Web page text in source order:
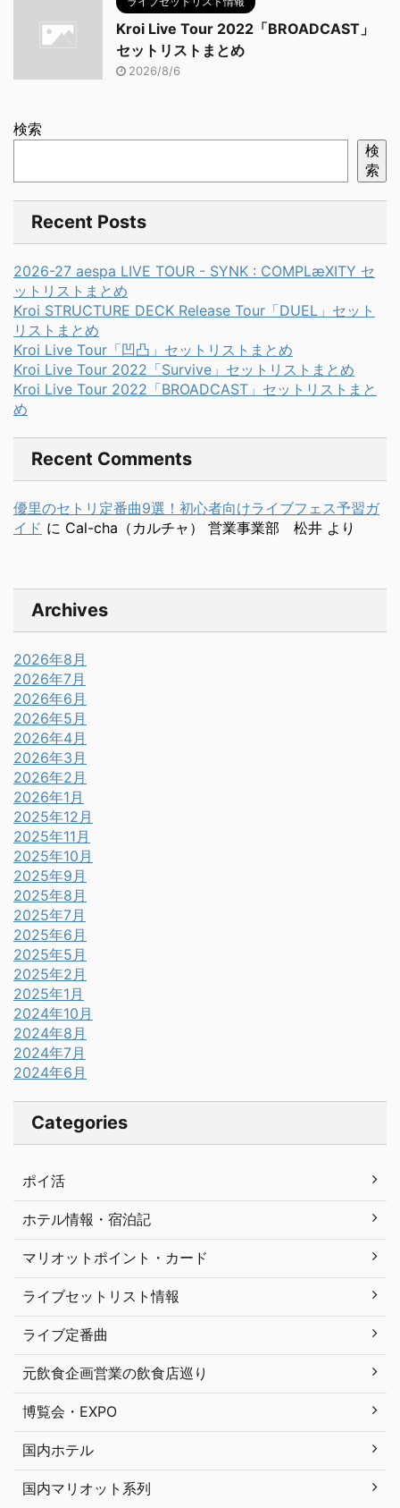
Kroi Live Tour 2022「BROADCAST」
セットリストまとめ
2026/8/6
検索
検
索
Recent Posts
2026-27 aespa LIVE TOUR - SYNK : COMPLæXITY セ
ットリストまとめ
Kroi STRUCTURE DECK Release Tour「DUEL」セット
リストまとめ
Kroi Live Tour「凹凸」セットリストまとめ
Kroi Live Tour 2022「Survive」セットリストまとめ
Kroi Live Tour 2022「BROADCAST」セットリストまと
め
Recent Comments
優里のセトリ定番曲9選！初心者向けライブフェス予習ガ
イド に Cal-cha（カルチャ） 営業事業部 松井 より
Archives
2026年8月
2026年7月
2026年6月
2026年5月
2026年4月
2026年3月
2026年2月
2026年1月
2025年12月
2025年11月
2025年10月
2025年9月
2025年8月
2025年7月
2025年6月
2025年5月
2025年2月
2025年1月
2024年10月
2024年8月
2024年7月
2024年6月
Categories
ポイ活
ホテル情報・宿泊記
マリオットポイント・カード
ライブセットリスト情報
ライブ定番曲
元飲食企画営業の飲食店巡り
博覧会・EXPO
国内ホテル
国内マリオット系列